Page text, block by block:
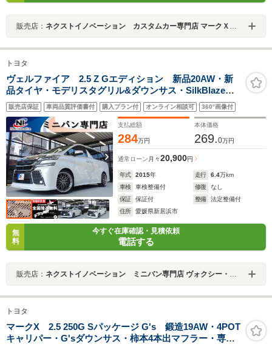
販売店： ネクストイノベーション カスタムカー専門店 マークＸ・クラウン・プリウス専門店
トヨタ
ヴェルファイア 2.5 Z Gエディション 新品20AW・新
品タイヤ・モデリスタグリル&ダウンサス・SilkBlazeエ
アロ・GANADORマフラー・純正10型ナビ・
Bluetooth・TV・Bカメラ・両側パワスラ・パワーバック
ドア・エグゼクティブシート・ステアリングヒーター・
販売店保証 車両品質評価書付 購入プラン付 オンライン相談可 360°画像付
支払総額
284万円
本体価格
269.0万円
通常ローン 月々20,900円
年式 2015年 走行 6.4万km
車検
車検整備付 修復
なし
保証
保証付 整備
法定整備付
住所
愛媛県新居浜市
無
料
今すぐ在庫確認・見積依頼
電話する
販売店： ネクストイノベーション ミニバン専門店 ヴォクシー・ノア・アルファード・ヴェルファイア専門店
トヨタ
マークX 2.5 250G Sパッケージ G's 鍛造19AW・4POT
キャリパー・G'sダウンサス・柿本4本出マフラー・専用